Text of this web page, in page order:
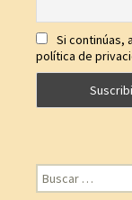
Si continúas,
política de
Buscar: